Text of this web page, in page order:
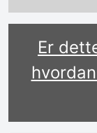
Er